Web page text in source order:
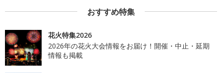
おすすめ特集
花火特集2026
2026年の花火大会情報をお届け！開催・中止・延期
情報も掲載